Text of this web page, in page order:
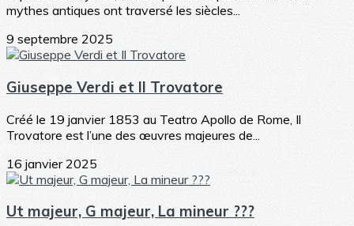
mythes antiques ont traversé les siècles...
9 septembre 2025
Giuseppe Verdi et Il Trovatore
Créé le 19 janvier 1853 au Teatro Apollo de Rome, Il
Trovatore est l’une des œuvres majeures de...
16 janvier 2025
Ut majeur, G majeur, La mineur ???